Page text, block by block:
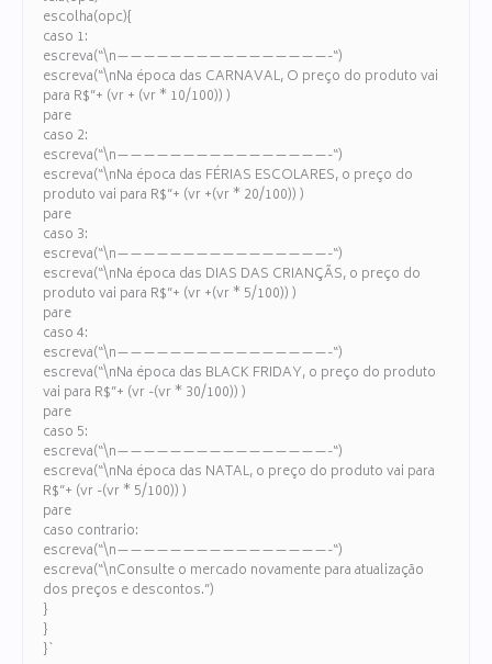
escolha(opc){
caso 1:
escreva(“\n————————————————-“)
escreva(“\nNa época das CARNAVAL, O preço do produto vai
para R$”+ (vr + (vr * 10/100)) )
pare
caso 2:
escreva(“\n————————————————-“)
escreva(“\nNa época das FÉRIAS ESCOLARES, o preço do
produto vai para R$”+ (vr +(vr * 20/100)) )
pare
caso 3:
escreva(“\n————————————————-“)
escreva(“\nNa época das DIAS DAS CRIANÇÃS, o preço do
produto vai para R$”+ (vr +(vr * 5/100)) )
pare
caso 4:
escreva(“\n————————————————-“)
escreva(“\nNa época das BLACK FRIDAY, o preço do produto
vai para R$”+ (vr -(vr * 30/100)) )
pare
caso 5:
escreva(“\n————————————————-“)
escreva(“\nNa época das NATAL, o preço do produto vai para
R$”+ (vr -(vr * 5/100)) )
pare
caso contrario:
escreva(“\n————————————————-“)
escreva(“\nConsulte o mercado novamente para atualização
dos preços e descontos.”)
}
}
}`